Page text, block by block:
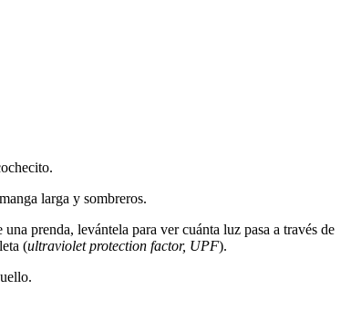
larga y sombreros.
prenda, levántela para ver cuánta luz pasa a través de
(ultraviolet protection factor, UPF).